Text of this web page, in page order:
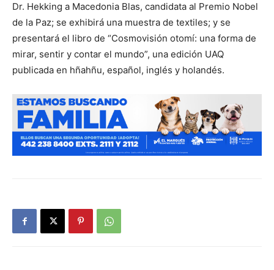
Dr. Hekking a Macedonia Blas, candidata al Premio Nobel
de la Paz; se exhibirá una muestra de textiles; y se
presentará el libro de “Cosmovisión otomí: una forma de
mirar, sentir y contar el mundo”, una edición UAQ
publicada en hñahñu, español, inglés y holandés.